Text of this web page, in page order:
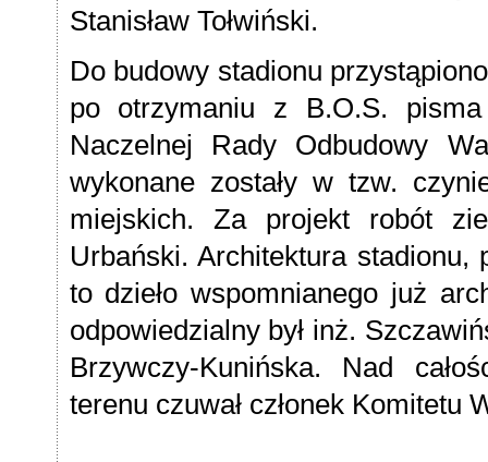
Stanisław Tołwiński.
Do budowy stadionu
po otrzymaniu z B.O.S.
Naczelnej Rady Odbudowy
wykonane zostały w tzw.
miejskich. Za projekt robót
Urbański. Architektura stadionu,
to dzieło wspomnianego już
odpowiedzialny był inż.
Brzywczy-Kunińska. Nad
terenu czuwał członek Komitetu